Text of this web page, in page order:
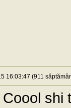
16:03:47 (911
shi